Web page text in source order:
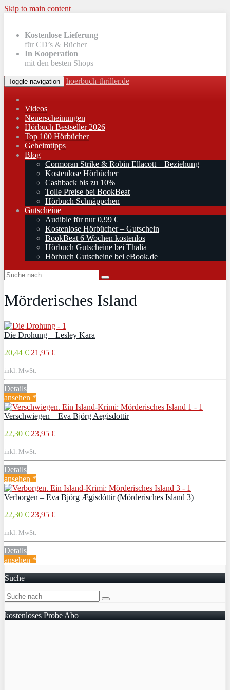
Skip to main content
Kostenlose Lieferung
für CD’s & Bücher
In Kooperation
mit den besten Shops
Toggle navigation hoerbuch-thriller.de
Videos
Neuerscheinungen
Hörbuch Bestseller 2026
Top 100 Hörbücher
Geheimtipps
Blog
Cormoran Strike & Robin Ellacott – Beziehung
Kostenlose Hörbücher
Cashback bis zu 10%
Tolle Preise bei BookBeat
Hörbuch Schnäppchen
Gutscheine
Audible für nur 0,99 €
Kostenlose Hörbücher – Gutschein
BookBeat 6 Wochen kostenlos
Hörbuch Gutscheine bei Thalia
Hörbuch Gutscheine bei eBook.de
Mörderisches Island
Die Drohung – Lesley Kara
20,44 € 21,95 €
inkl. MwSt.
Details
ansehen *
Verschwiegen – Eva Björg Aegisdottir
22,30 € 23,95 €
inkl. MwSt.
Details
ansehen *
Verborgen – Eva Björg Ægisdóttir (Mörderisches Island 3)
22,30 € 23,95 €
inkl. MwSt.
Details
ansehen *
Suche
kostenloses Probe Abo